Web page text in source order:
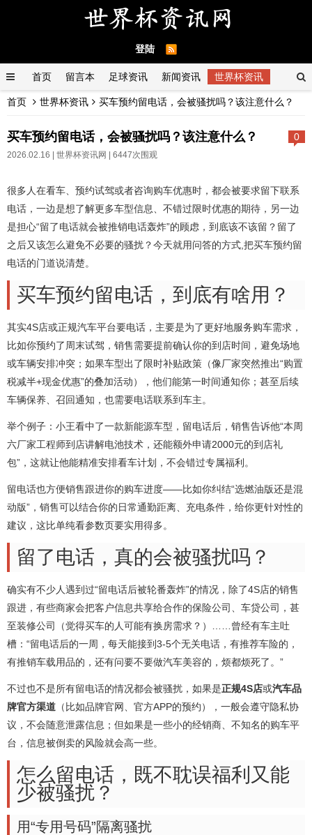
登陆
首页 留言本 足球资讯 新闻资讯 世界杯资讯
首页 世界杯资讯 买车预约留电话，会被骚扰吗？该注意什么？
0
买车预约留电话，会被骚扰吗？该注意什么？
2026.02.16 | 世界杯资讯网 | 6447次围观
很多人在看车、预约试驾或者咨询购车优惠时，都会被要求留下联系
电话，一边是想了解更多车型信息、不错过限时优惠的期待，另一边
是担心“留了电话就会被推销电话轰炸”的顾虑，到底该不该留？留了
之后又该怎么避免不必要的骚扰？今天就用问答的方式,把买车预约留
电话的门道说清楚。
买车预约留电话，到底有啥用？
其实4S店或正规汽车平台要电话，主要是为了更好地服务购车需求，
比如你预约了周末试驾，销售需要提前确认你的到店时间，避免场地
或车辆安排冲突；如果车型出了限时补贴政策（像厂家突然推出“购置
税减半+现金优惠”的叠加活动），他们能第一时间通知你；甚至后续
车辆保养、召回通知，也需要电话联系到车主。
举个例子：小王看中了一款新能源车型，留电话后，销售告诉他“本周
六厂家工程师到店讲解电池技术，还能额外申请2000元的到店礼
包”，这就让他能精准安排看车计划，不会错过专属福利。
留电话也方便销售跟进你的购车进度——比如你纠结“选燃油版还是混
动版”，销售可以结合你的日常通勤距离、充电条件，给你更针对性的
建议，这比单纯看参数页要实用得多。
留了电话，真的会被骚扰吗？
确实有不少人遇到过“留电话后被轮番轰炸”的情况，除了4S店的销售
跟进，有些商家会把客户信息共享给合作的保险公司、车贷公司，甚
至装修公司（觉得买车的人可能有换房需求？）……曾经有车主吐
槽：“留电话后的一周，每天能接到3-5个无关电话，有推荐车险的，
有推销车载用品的，还有问要不要做汽车美容的，烦都烦死了。”
不过也不是所有留电话的情况都会被骚扰，如果是正规4S店或汽车品
牌官方渠道 （比如品牌官网、官方APP的预约），一般会遵守隐私协
议，不会随意泄露信息；但如果是一些小的经销商、不知名的购车平
台，信息被倒卖的风险就会高一些。
怎么留电话，既不耽误福利又能
少被骚扰？
用“专用号码”隔离骚扰